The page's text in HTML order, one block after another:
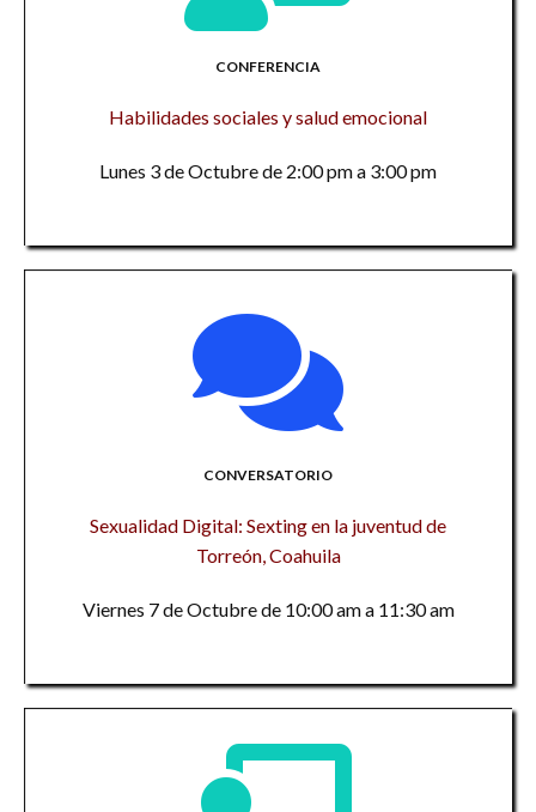
CONFERENCIA
Habilidades sociales y salud emocional
Lunes 3 de Octubre de 2:00 pm a 3:00 pm
CONVERSATORIO
Sexualidad Digital: Sexting en la juventud de
Torreón, Coahuila
Viernes 7 de Octubre de 10:00 am a 11:30 am